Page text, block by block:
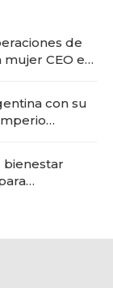
de
mujer CEO en
con su
bienestar